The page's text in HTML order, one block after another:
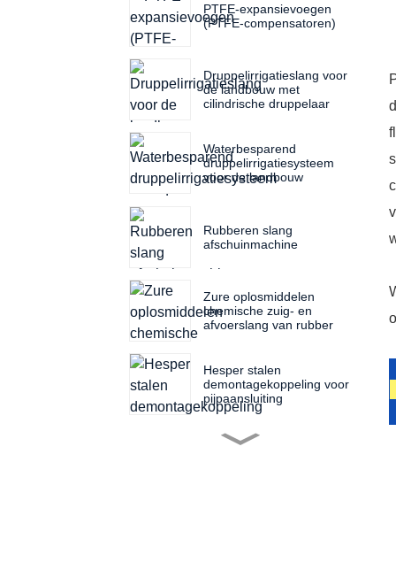
PTFE-expansievoegen
(PTFE-compensatoren)
Druppelirrigatieslang voor
de landbouw met
cilindrische druppelaar
Waterbesparend
druppelirrigatiesysteem
voor de landbouw
Rubberen slang
afschuinmachine
Zure oplosmiddelen
chemische zuig- en
afvoerslang van rubber
Hesper stalen
demontagekoppeling voor
pijpaansluiting